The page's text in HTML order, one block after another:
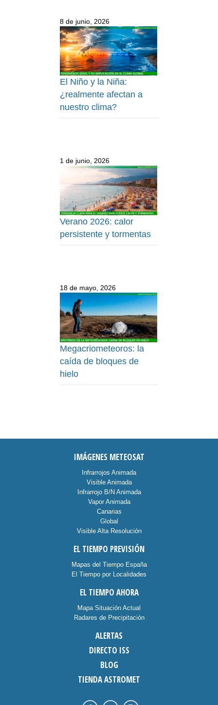
8 de junio, 2026
El Niño y la Niña:
¿realmente afectan a
nuestro clima?
1 de junio, 2026
Verano 2026: calor
persistente y tormentas
18 de mayo, 2026
Megacriometeoros: la
caída de bloques de
hielo
IMÁGENES METEOSAT
Infrarrojos Animada
Visible Animada
Infrarrojo B/N Animada
Vapor Animada
Canarias
Global
Visible Alta Resolución
EL TIEMPO PREVISIÓN
Mapas del Tiempo España
El Tiempo por Localidades
EL TIEMPO AHORA
Mapa Situación Actual
Radares de Precipitación
ALERTAS
DIRECTO ISS
BLOG
TIENDA ASTROMET